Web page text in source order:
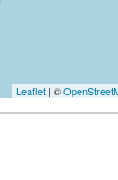
Leaflet | ©